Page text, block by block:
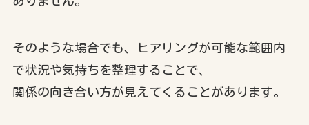
そのような場合でも、ヒアリングが可能な範囲内
で状況や気持ちを整理することで、
関係の向き合い方が見えてくることがあります。